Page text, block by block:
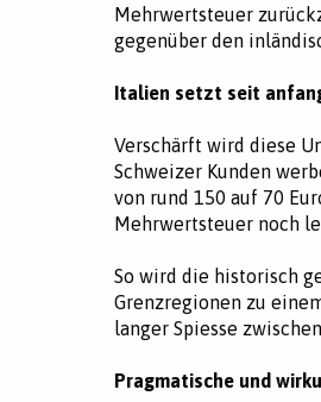
Mehrwertsteuer
gegenüber den
Italien setzt seit
Verschärft wird diese
Schweizer Kunden
von rund 150 auf 70
Mehrwertsteuer noch
So wird die historisch
Grenzregionen zu
langer Spiesse
Pragmatische und